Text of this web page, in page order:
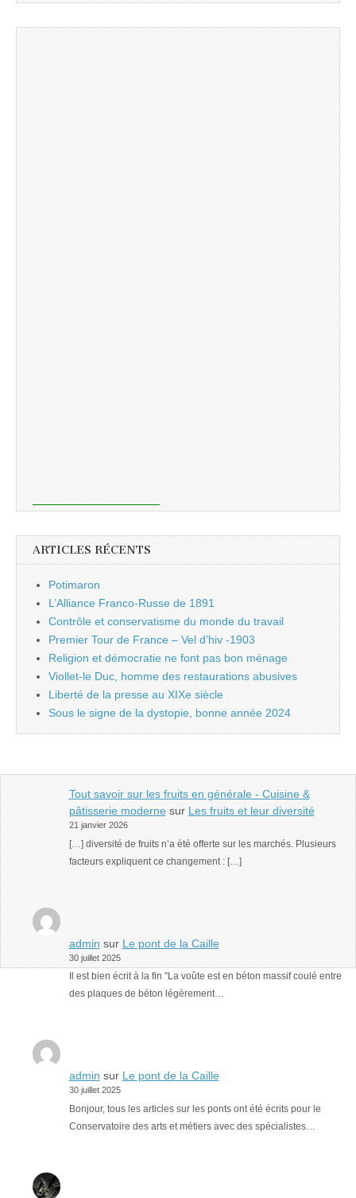
ARTICLES RÉCENTS
Potimaron
L’Alliance Franco-Russe de 1891
Contrôle et conservatisme du monde du travail
Premier Tour de France – Vel d’hiv -1903
Religion et démocratie ne font pas bon ménage
Viollet-le Duc, homme des restaurations abusives
Liberté de la presse au XIXe siècle
Sous le signe de la dystopie, bonne année 2024
Tout savoir sur les fruits en générale - Cuisine &
pâtisserie modernesur Les fruits et leur diversité
21 janvier 2026
[…] diversité de fruits n’a été offerte sur les marchés. Plusieurs
facteurs expliquent ce changement : […]
admin sur Le pont de la Caille
30 juillet 2025
Il est bien écrit à la fin "La voûte est en béton massif coulé entre
des plaques de béton légèrement…
admin sur Le pont de la Caille
30 juillet 2025
Bonjour, tous les articles sur les ponts ont été écrits pour le
Conservatoire des arts et métiers avec des spécialistes…